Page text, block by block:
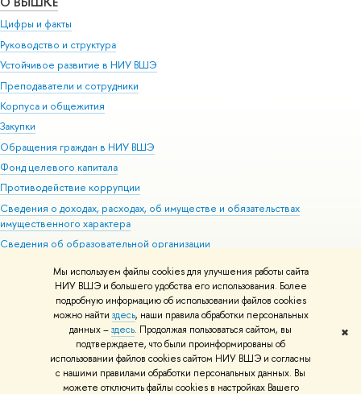
Мы используем файлы cookies для улучшения работы сайта
НИУ ВШЭ и большего удобства его использования. Более
подробную информацию об использовании файлов cookies
можно найти здесь, наши правила обработки персональных
данных –здесь. Продолжая пользоваться сайтом, вы
подтверждаете, что были проинформированы об
использовании файлов cookies сайтом НИУ ВШЭ и согласны
с нашими правилами обработки персональных данных. Вы
можете отключить файлы cookies в настройках Вашего
✖
Цифры и факты
Руководство и структура
Устойчивое развитие в НИУ ВШЭ
Преподаватели и сотрудники
Корпуса и общежития
Закупки
Обращения граждан в НИУ ВШЭ
Фонд целевого капитала
Противодействие коррупции
Сведения о доходах, расходах, об имуществе и обязательствах
имущественного характера
Сведения об образовательной организации
Людям с ограниченными возможностями здоровья
Единая платежная страница
Работа в Вышке
© НИУ ВШЭ 1993–2026 Адреса и контакты Условия использования
материалов Политика конфиденциальности Карта сайта
Шрифты HSE Sans и HSE Slab разработаны вШколе дизайна НИУ ВШЭ